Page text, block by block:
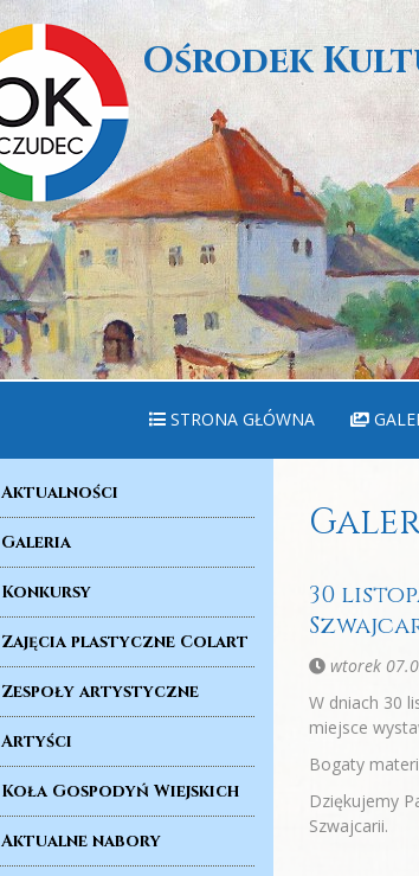
Ośrodek
STRONA GŁÓWNA
Aktualności
Galeria
Konkursy
Zajęcia plastyczne Colart
Zespoły artystyczne
Artyści
Koła Gospodyń Wiejskich
Aktualne nabory
30
wtorek
W dniach 30
miejsce
Bogaty
Dziękujemy
Szwajcarii.